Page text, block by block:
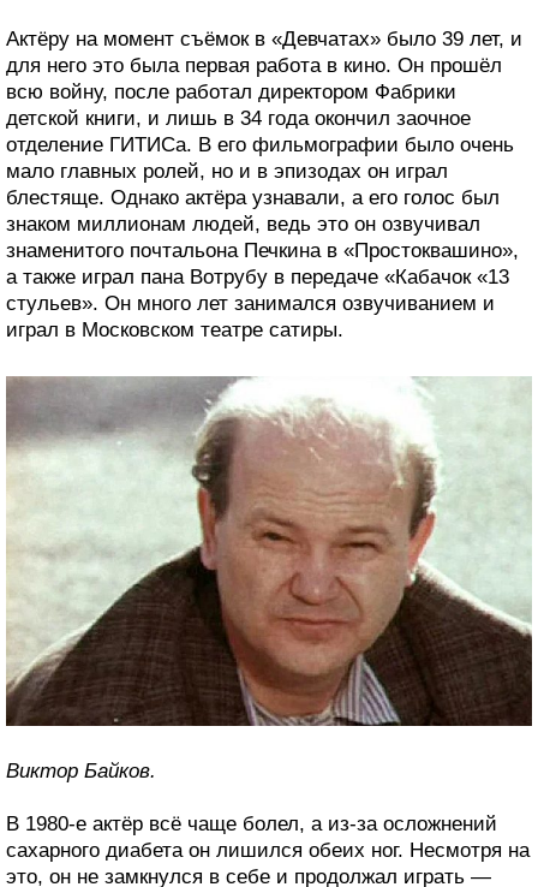
Актёру на момент съёмок в «Девчатах» было 39 лет, и
для него это была первая работа в кино. Он прошёл
всю войну, после работал директором Фабрики
детской книги, и лишь в 34 года окончил заочное
отделение ГИТИСа. В его фильмографии было очень
мало главных ролей, но и в эпизодах он играл
блестяще. Однако актёра узнавали, а его голос был
знаком миллионам людей, ведь это он озвучивал
знаменитого почтальона Печкина в «Простоквашино»,
а также играл пана Вотрубу в передаче «Кабачок «13
стульев». Он много лет занимался озвучиванием и
играл в Московском театре сатиры.
Виктор Байков.
В 1980-е актёр всё чаще болел, а из-за осложнений
сахарного диабета он лишился обеих ног. Несмотря на
это, он не замкнулся в себе и продолжал играть —